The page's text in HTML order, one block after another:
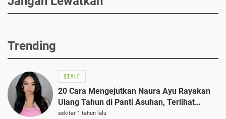
Trending
STYLE
20 Cara Mengejutkan Naura Ayu Rayakan
Ulang Tahun di Panti Asuhan, Terlihat
Anggun dengan Kaftan Cokelat
sekitar 1 tahun lalu